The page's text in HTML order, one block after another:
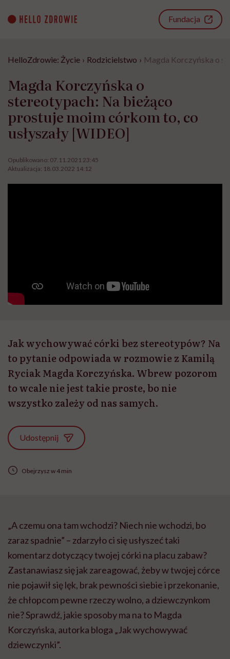
content
Fundacja
HelloZdrowie: Życie › Rodzicielstwo › Magda Korczyńska o
Magda Korczyńska o
stereotypach: Na bieżąco
prostuje moim córkom to, co
usłyszały [WIDEO]
Opublikowano: 07.11.2021 23:45
Aktualizacja: 18.03.2022 14:12
Jak wychowywać córki bez stereotypów? Na
to pytanie odpowiada w rozmowie z Kamilą
Ryciak Magda Korczyńska. Wbrew pozorom
to wcale nie jest takie proste, bo nie
wszystko zależy od nas samych.
Udostępnij
Obejrzysz w 4 min
„A czemu ona tam wchodzi? Niech nie wchodzi, bo
zaraz spadnie” – zdarzyło ci się usłyszeć taki
komentarz dotyczący twojej córki na placu zabaw?
Zastanawiasz się jak zareagować, żeby w twojej córce
nie pojawił się lęk, brak pewności siebie i przekonanie,
że chłopcom pewne rzeczy wolno, a dziewczynkom
nie? Sprawdź, jakie sposoby ma na to Magda
Korczyńska, autorka bloga „Jak wychowywać
dziewczynki”.